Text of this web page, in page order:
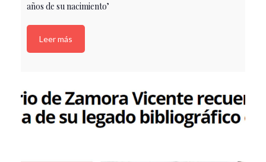
años de su nacimiento’
Leer más